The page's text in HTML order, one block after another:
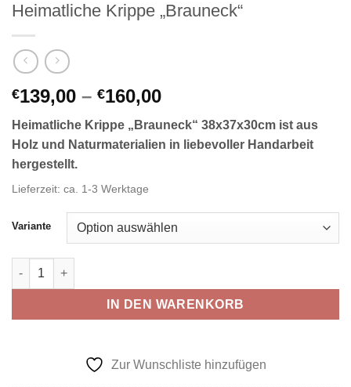
Heimatliche Krippe „Brauneck“
€139,00 – €160,00
Heimatliche Krippe „Brauneck“ 38x37x30cm ist aus
Holz und Naturmaterialien in liebevoller Handarbeit
hergestellt.
Lieferzeit: ca. 1-3 Werktage
Variante
Heimatliche Krippe "Brauneck" Menge
IN DEN WARENKORB
Zur Wunschliste hinzufügen